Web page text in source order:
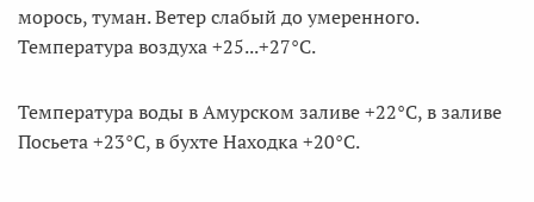
морось, туман. Ветер слабый до умеренного.
Температура воздуха +25...+27°C.
Температура воды в Амурском заливе +22°C, в заливе
Посьета +23°C, в бухте Находка +20°C.